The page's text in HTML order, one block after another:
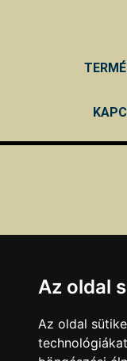
Az oldal
Az oldal